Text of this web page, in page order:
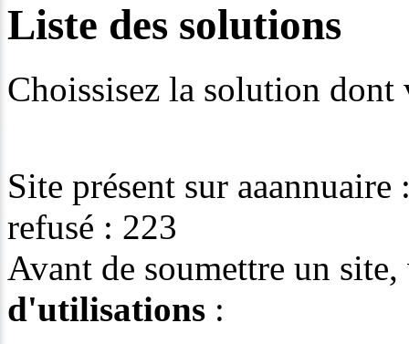
Liste des solutions
Choissisez la solution dont
Site présent sur aaannuaire
refusé : 223
Avant de soumettre un
d'utilisations :